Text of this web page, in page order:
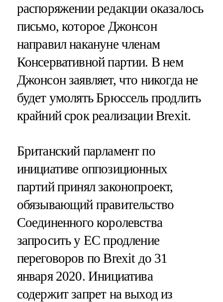
распоряжении редакции оказалось
письмо, которое Джонсон
направил накануне членам
Консервативной партии. В нем
Джонсон заявляет, что никогда не
будет умолять Брюссель продлить
крайний срок реализации Brexit.
Британский парламент по
инициативе оппозиционных
партий принял законопроект,
обязывающий правительство
Соединенного королевства
запросить у ЕС продление
переговоров по Brexit до 31
января 2020. Инициатива
содержит запрет на выход из